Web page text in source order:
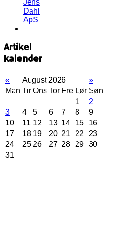
Jens
Dahl
ApS
Artikel
kalender
« August 2026
»
Man Tir Ons Tor Fre Lør Søn
1
2
3
4 5 6 7 8
9
10
11 12 13 14 15
16
17
18 19 20 21 22
23
24
25 26 27 28 29 30
31